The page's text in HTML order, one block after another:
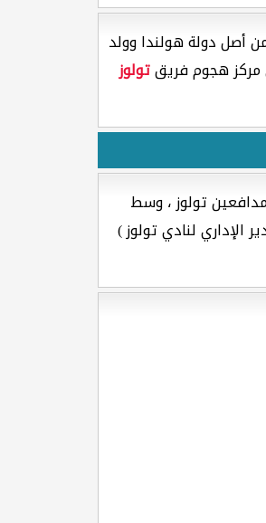
أصل دولة هولندا وولد
تولوز
تولوز ، وسط
الإداري لنادي تولوز )